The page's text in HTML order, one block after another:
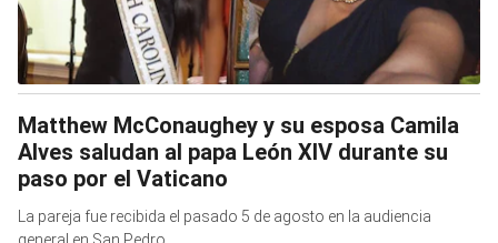
Matthew McConaughey y su esposa Camila
Alves saludan al papa León XIV durante su
paso por el Vaticano
La pareja fue recibida el pasado 5 de agosto en la audiencia